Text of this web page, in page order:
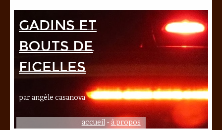
Gadins et
bouts de
ficelles
par angèle casanova
accueil-à propos